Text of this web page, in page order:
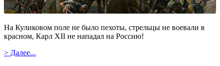
На Куликовом поле не было пехоты, стрельцы не воевали в
красном, Карл XII не нападал на Россию!
> Далее...